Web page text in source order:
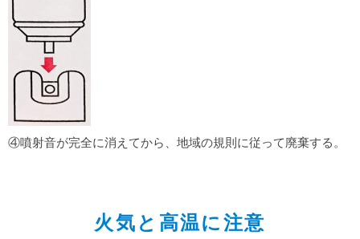
④噴射音が完全に消えてから、地域の規則に従って廃棄する。
火気と高温に注意